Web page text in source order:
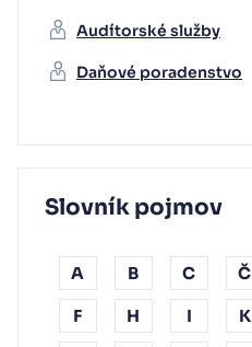
Audítorské služby
Daňové poradenstvo
Slovník pojmov
A B C Č
F H I K